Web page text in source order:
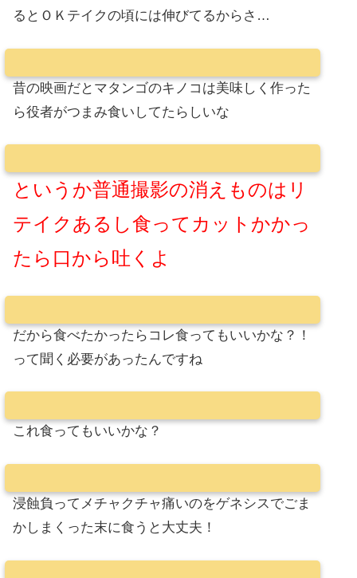
るとＯＫテイクの頃には伸びてるからさ…
昔の映画だとマタンゴのキノコは美味しく作った
ら役者がつまみ食いしてたらしいな
というか普通撮影の消えものはリ
テイクあるし食ってカットかかっ
たら口から吐くよ
だから食べたかったらコレ食ってもいいかな？！
って聞く必要があったんですね
これ食ってもいいかな？
浸蝕負ってメチャクチャ痛いのをゲネシスでごま
かしまくった末に食うと大丈夫！